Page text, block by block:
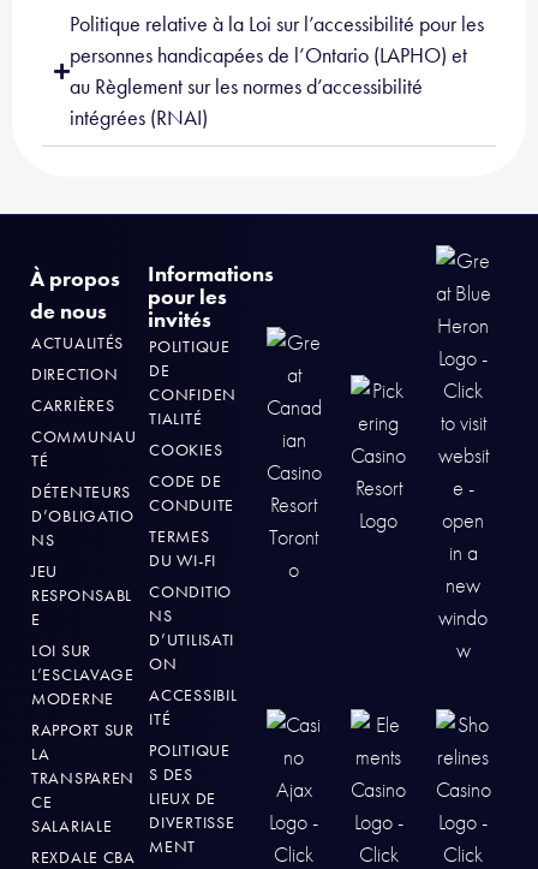
Politique relative à la Loi sur l’accessibilité pour les
personnes handicapées de l’Ontario (LAPHO) et
au Règlement sur les normes d’accessibilité
intégrées (RNAI)
À propos
de nous
ACTUALITÉS
DIRECTION
CARRIÈRES
COMMUNAU
TÉ
DÉTENTEURS
D’OBLIGATIO
NS
JEU
RESPONSABL
E
LOI SUR
L’ESCLAVAGE
MODERNE
RAPPORT SUR
LA
TRANSPAREN
CE
SALARIALE
REXDALE CBA
Informations
pour les
invités
POLITIQUE
DE
CONFIDEN
TIALITÉ
COOKIES
CODE DE
CONDUITE
TERMES
DU WI-FI
CONDITIO
NS
D’UTILISATI
ON
ACCESSIBIL
ITÉ
POLITIQUE
S DES
LIEUX DE
DIVERTISSE
MENT